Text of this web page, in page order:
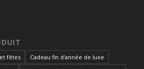
fêtes
Cadeau fin d'année de luxe